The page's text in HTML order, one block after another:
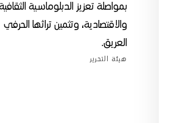
بمواصلة تعزيز الدبلوماسية
والاقتصادية، وتثمين تراثها الحرفي
العريق.
هيئة التحرير